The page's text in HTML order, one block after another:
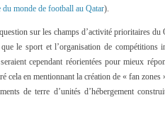
du monde de football au Qatar).
sur les champs d’activité prioritaires du
le sport et l’organisation de compétitions
cependant réorientées pour mieux
cela en mentionnant la création de « fan
de terre d’unités d’hébergement